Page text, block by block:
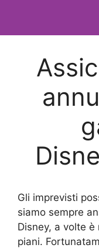
contenuto
Gli imprevisti
siamo sempre
Disney, a volte
piani.